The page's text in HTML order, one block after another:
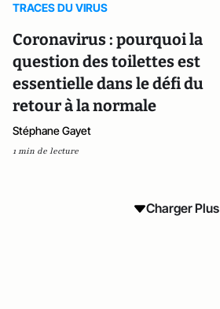
TRACES DU VIRUS
Coronavirus : pourquoi la
question des toilettes est
essentielle dans le défi du
retour à la normale
Stéphane Gayet
1 min de lecture
Charger Plus